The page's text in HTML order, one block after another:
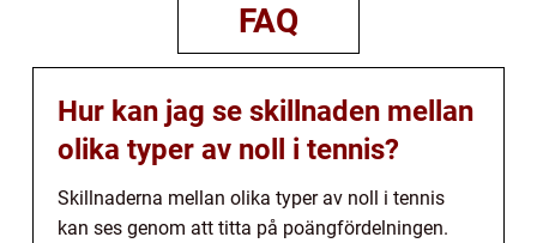
FAQ
Hur kan jag se skillnaden mellan
olika typer av noll i tennis?
Skillnaderna mellan olika typer av noll i tennis
kan ses genom att titta på poängfördelningen.